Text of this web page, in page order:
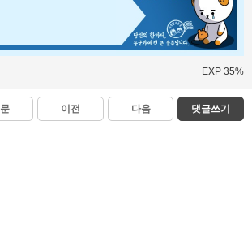
EXP 35%
이전 다음 댓글쓰기